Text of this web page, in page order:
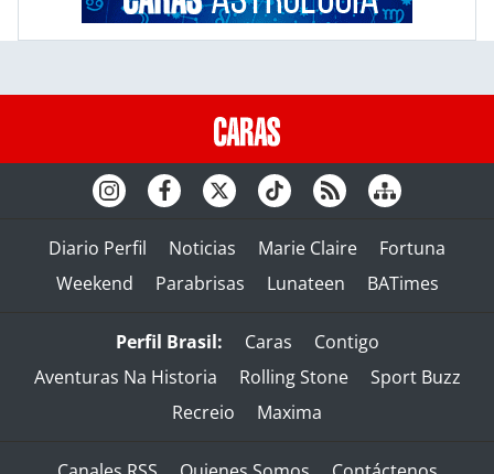
Diario Perfil Noticias Marie Claire
Fortuna
Weekend
Parabrisas Lunateen BATimes
Perfil Brasil: Caras
Contigo
Aventuras Na Historia
Rolling Stone
Sport Buzz
Recreio
Maxima